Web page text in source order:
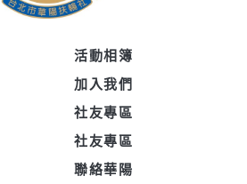
活動相簿
加入我們
社友專區
社友專區
聯絡華陽